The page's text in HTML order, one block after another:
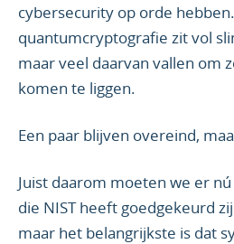
cybersecurity op orde
quantumcryptografie zit vol
maar veel daarvan vallen om
komen te liggen.
Een paar blijven overeind,
Juist daarom moeten we er
die NIST heeft goedgekeurd
maar het belangrijkste is dat